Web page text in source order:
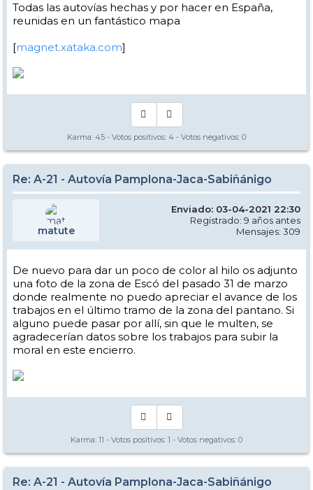
Todas las autovías hechas y por hacer en España,
reunidas en un fantástico mapa
[magnet.xataka.com]
Karma: 45 - Votos positivos: 4 - Votos negativos: 0
Re: A-21 - Autovía Pamplona-Jaca-Sabiñánigo
matute
Enviado: 03-04-2021 22:30
Registrado: 9 años antes
Mensajes: 309
De nuevo para dar un poco de color al hilo os adjunto
una foto de la zona de Escó del pasado 31 de marzo
donde realmente no puedo apreciar el avance de los
trabajos en el último tramo de la zona del pantano. Si
alguno puede pasar por allí, sin que le multen, se
agradecerían datos sobre los trabajos para subir la
moral en este encierro.
Karma: 11 - Votos positivos: 1 - Votos negativos: 0
Re: A-21 - Autovía Pamplona-Jaca-Sabiñánigo